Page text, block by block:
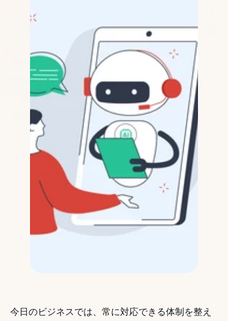
今日のビジネスでは、常に対応できる体制を整え